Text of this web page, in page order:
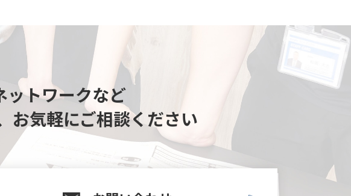
ットワークなど
お気軽にご相談ください